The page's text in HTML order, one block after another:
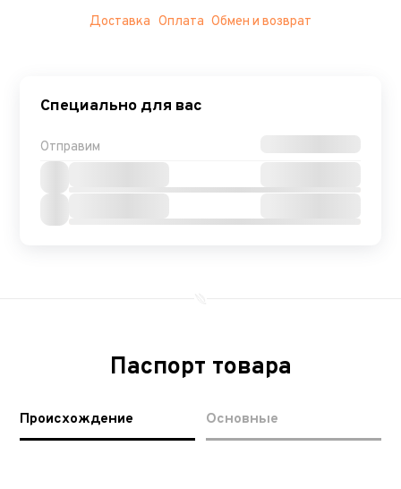
Доставка Оплата Обмен и возврат
Специально для вас
Отправим
Паспорт товара
Происхождение Основные